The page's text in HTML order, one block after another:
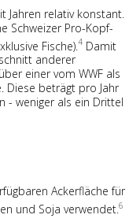
Jahren relativ konstant.
Schweizer Pro-Kopf-
Fische). 4 Damit
anderer
einer vom WWF als
Diese beträgt pro Jahr
- weniger als ein Drittel
Ackerfläche für
und Soja verwendet. 6